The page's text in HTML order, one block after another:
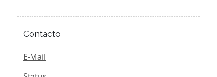
Contacto
E-Mail